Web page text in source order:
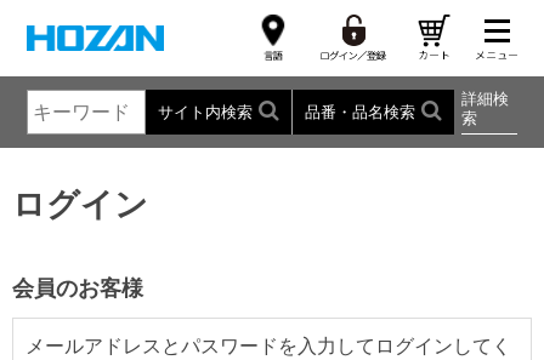
サイト内検索 品番・品名検索
詳細検
索
ログイン
会員のお客様
メールアドレスとパスワードを入力してログインしてく